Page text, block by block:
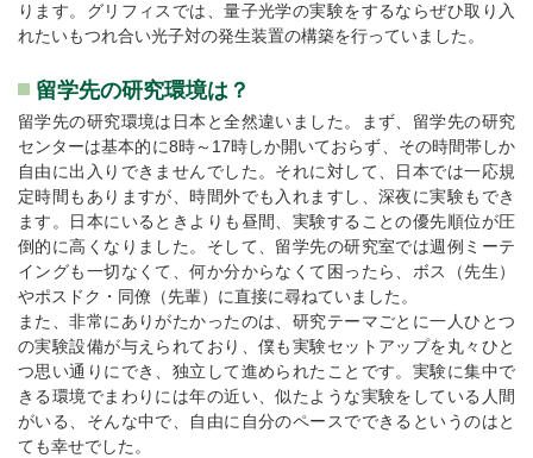
ります。グリフィスでは、量子光学の実験をするならぜひ取り入
れたいもつれ合い光子対の発生装置の構築を行っていました。
留学先の研究環境は？
留学先の研究環境は日本と全然違いました。まず、留学先の研究
センターは基本的に8時～17時しか開いておらず、その時間帯しか
自由に出入りできませんでした。それに対して、日本では一応規
定時間もありますが、時間外でも入れますし、深夜に実験もでき
ます。日本にいるときよりも昼間、実験することの優先順位が圧
倒的に高くなりました。そして、留学先の研究室では週例ミーテ
イングも一切なくて、何か分からなくて困ったら、ボス（先生）
やポスドク・同僚（先輩）に直接に尋ねていました。
また、非常にありがたかったのは、研究テーマごとに一人ひとつ
の実験設備が与えられており、僕も実験セットアップを丸々ひと
つ思い通りにでき、独立して進められたことです。実験に集中で
きる環境でまわりには年の近い、似たような実験をしている人間
がいる、そんな中で、自由に自分のペースでできるというのはと
ても幸せでした。